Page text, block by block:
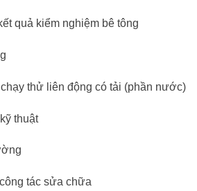
quả kiểm nghiệm bê tông
thử liên động có tải (phần nước)
thuật
tác sửa chữa